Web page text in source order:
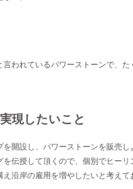
われているパワーストーンで、
現したいこと
開設し、パワーストーンを販売し
伝授して頂くので、個別でヒー
沿岸の雇用を増やしたいと考えて